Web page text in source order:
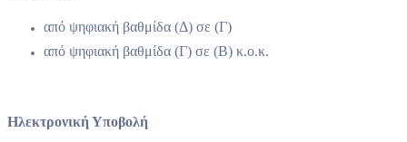
από ψηφιακή βαθμίδα (Δ) σε (Γ)
από ψηφιακή βαθμίδα (Γ) σε (Β) κ.ο.κ.
Ηλεκτρονική Υποβολή